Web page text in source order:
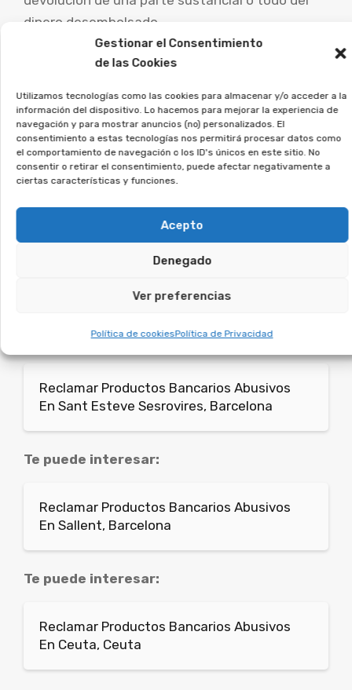
Gestionar el Consentimiento
de las Cookies
Utilizamos tecnologías como las cookies para almacenar y/o acceder a la
información del dispositivo. Lo hacemos para mejorar la experiencia de
navegación y para mostrar anuncios (no) personalizados. El
consentimiento a estas tecnologías nos permitirá procesar datos como
el comportamiento de navegación o los ID's únicos en este sitio. No
consentir o retirar el consentimiento, puede afectar negativamente a
ciertas características y funciones.
Acepto
Denegado
Ver preferencias
Política de cookiesPolítica de Privacidad
dinero desembolsado.
Es muy importante que las personas afectadas
abogados especialistas para examinar su caso
particular y estudiar las vías de reclamación.
La asociación Afeban
trabajamos para los
consumidores a ejercer sus
derechos.
compromiso, y lo estudiaremos en detalle.
Te puede interesar:
Reclamar Productos Bancarios Abusivos
En Sant Esteve Sesrovires, Barcelona
Te puede interesar:
Reclamar Productos Bancarios Abusivos
En Sallent, Barcelona
Te puede interesar:
Reclamar Productos Bancarios Abusivos
En Ceuta, Ceuta